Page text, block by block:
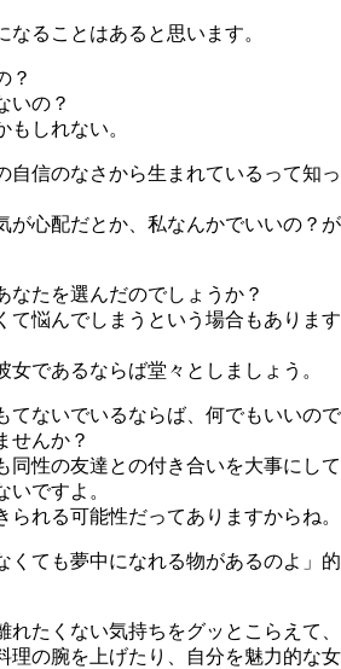
ることはあると思います。
？
いの？
もしれない。
自信のなさから生まれているって知っ
が心配だとか、私なんかでいいの？が
なたを選んだのでしょうか？
て悩んでしまうという場合もあります
女であるならば堂々としましょう。
てないでいるならば、何でもいいので
せんか？
同性の友達との付き合いを大事にして
ですよ。
れる可能性だってありますからね。
くても夢中になれる物があるのよ」的
たくない気持ちをグッとこらえて、
理の腕を上げたり、自分を魅力的な女